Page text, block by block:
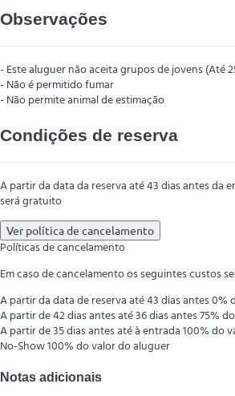
Observações
- Este aluguer não aceita grupos de jovens (Até
- Não é permitido fumar
- Não permite animal de estimação
Condições de reserva
A partir da data da reserva até 43 dias antes da
será gratuito
Ver política de cancelamento
Políticas de cancelamento
Em caso de cancelamento os seguintes custos
A partir da data de reserva até 43 dias antes0%
A partir de 42 dias antes até 36 dias antes75%
A partir de 35 dias antes até à entrada100% do
No-Show100% do valor do aluguer
Notas adicionais